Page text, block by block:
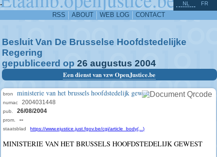
-
RSS ABOUT WEB LOG CONTACT
NL FR
Besluit Van De Brusselse Hoofdstedelijke
Regering
gepubliceerd op 26 augustus 2004
Een dienst van vzw OpenJustice.be
bron ministerie van het brussels hoofdstedelijk gewest
numac 2004031448
pub. 26/08/2004
prom. --
staatsblad https://www.ejustice.just.fgov.be/cgi/article_body(...)
MINISTERIE VAN HET BRUSSELS HOOFDSTEDELIJK GEWEST
^